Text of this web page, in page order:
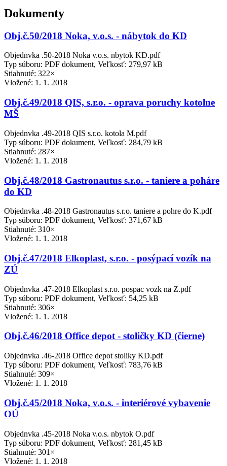
Dokumenty
Obj.č.50/2018 Noka, v.o.s. - nábytok do KD
Objednvka .50-2018 Noka v.o.s. nbytok KD.pdf
Typ súboru: PDF dokument, Veľkosť: 279,97 kB
Stiahnuté: 322×
Vložené: 1. 1. 2018
Obj.č.49/2018 QIS, s.r.o. - oprava poruchy kotolne
MŠ
Objednvka .49-2018 QIS s.r.o. kotola M.pdf
Typ súboru: PDF dokument, Veľkosť: 284,79 kB
Stiahnuté: 287×
Vložené: 1. 1. 2018
Obj.č.48/2018 Gastronautus s.r.o. - taniere a poháre
do KD
Objednvka .48-2018 Gastronautus s.r.o. taniere a pohre do K.pdf
Typ súboru: PDF dokument, Veľkosť: 371,67 kB
Stiahnuté: 310×
Vložené: 1. 1. 2018
Obj.č.47/2018 Elkoplast, s.r.o. - posýpací vozík na
ZÚ
Objednvka .47-2018 Elkoplast s.r.o. pospac vozk na Z.pdf
Typ súboru: PDF dokument, Veľkosť: 54,25 kB
Stiahnuté: 306×
Vložené: 1. 1. 2018
Obj.č.46/2018 Office depot - stoličky KD (čierne)
Objednvka .46-2018 Office depot stoliky KD.pdf
Typ súboru: PDF dokument, Veľkosť: 783,76 kB
Stiahnuté: 309×
Vložené: 1. 1. 2018
Obj.č.45/2018 Noka, v.o.s. - interiérové vybavenie
OÚ
Objednvka .45-2018 Noka v.o.s. nbytok O.pdf
Typ súboru: PDF dokument, Veľkosť: 281,45 kB
Stiahnuté: 301×
Vložené: 1. 1. 2018